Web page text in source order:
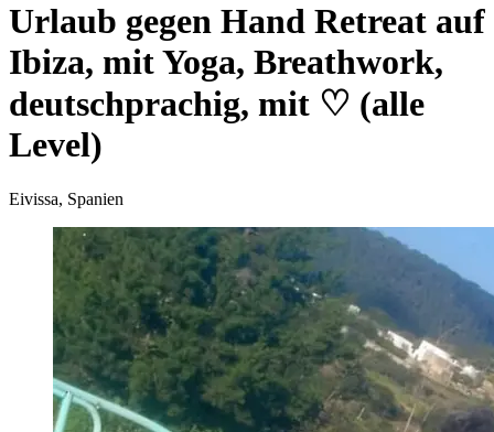
Urlaub gegen Hand Retreat auf
Ibiza, mit Yoga, Breathwork,
deutschprachig, mit ♡ (alle
Level)
Eivissa, Spanien